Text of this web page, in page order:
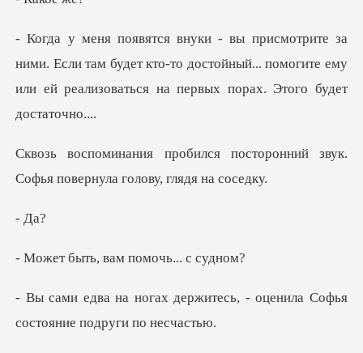
Если там будет кто-то достойный... помогите ему
или ей р
посторонний звук.
Софья повер
, вам помочь
житесь, - оценила Софья
сос